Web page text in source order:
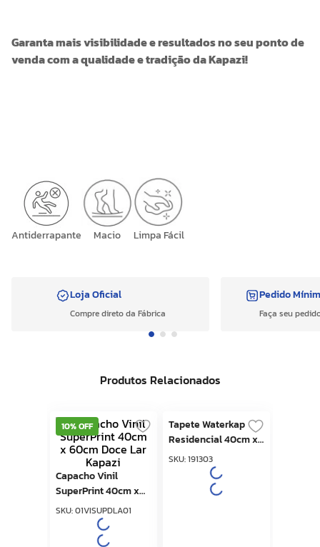
Garanta mais visibilidade e resultados no seu ponto de
venda com a qualidade e tradição da Kapazi!
Antiderrapante Macio Limpa Fácil
Loja Oficial
Compre direto da Fábrica
Pedido
Faça seu
Produtos Relacionados
Capacho Vinil
SuperPrint 40cm x